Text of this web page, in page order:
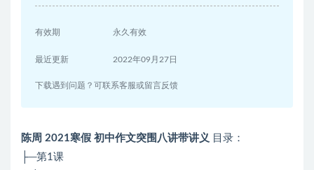
有效期 永久有效
最近更新 2022年09月27日
下载遇到问题？可联系客服或留言反馈
陈周 2021寒假 初中作文突围八讲带讲义 目录：
├─第1课